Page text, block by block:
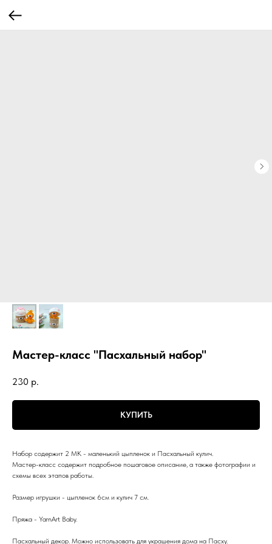
Мастер-класс "Пасхальный набор"
230 р.
КУПИТЬ
Набор содержит 2 МК - маленький цыпленок и Пасхальный кулич.
Мастер-класс содержит подробное пошаговое описание, а также фотографии и
схемы всех этапов работы.
Размер игрушки - цыпленок 6см и кулич 7 см.
Пряжа - YarnArt Baby.
Пасхальный декор. Можно использовать для украшения дома на Пасху.